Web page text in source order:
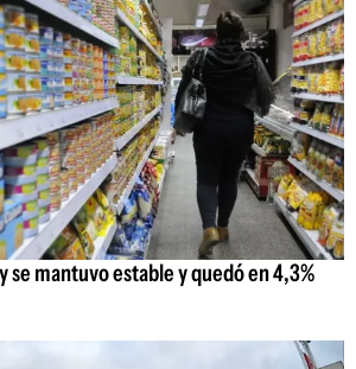
se mantuvo estable y quedó en 4,3%